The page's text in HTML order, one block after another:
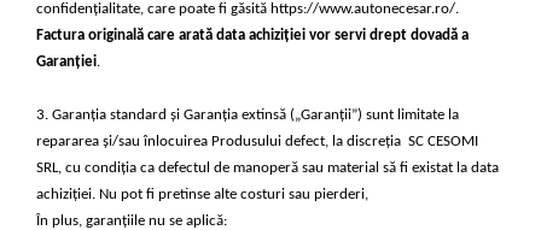
Suport motocicleta
Surubelnite
Utilaje constructie
confidențialitate, care poate fi găsită https://www.autonecesar.ro/.
Factura originală care arată data achiziției vor servi drept dovadă a
Garanției.
3. Garanția standard și Garanția extinsă („Garanții”) sunt limitate la
repararea și/sau înlocuirea Produsului defect, la discreția SC CESOMI
SRL, cu condiția ca defectul de manoperă sau material să fi existat la data
achiziției. Nu pot fi pretinse alte costuri sau pierderi,
În plus, garanțiile nu se aplică: